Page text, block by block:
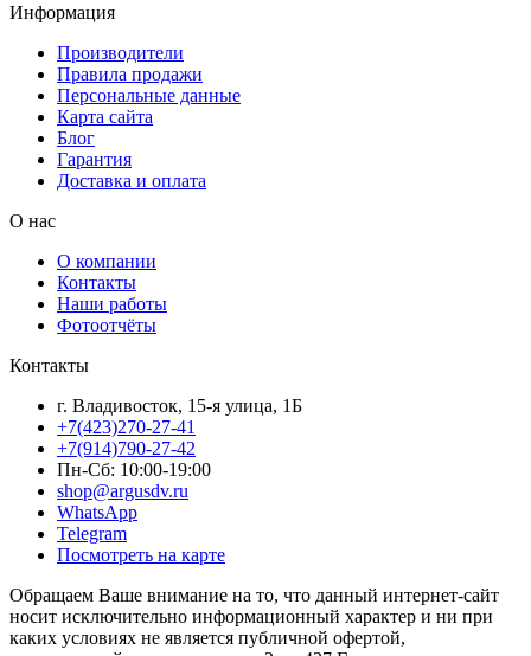
Информация
Производители
Правила продажи
Персональные данные
Карта сайта
Блог
Гарантия
Доставка и оплата
О нас
О компании
Контакты
Наши работы
Фотоотчёты
Контакты
г. Владивосток, 15-я улица, 1Б
+7(423)270-27-41
+7(914)790-27-42
Пн-Сб: 10:00-19:00
shop@argusdv.ru
WhatsApp
Telegram
Посмотреть на карте
Обращаем Ваше внимание на то, что данный интернет-сайт
носит исключительно информационный характер и ни при
каких условиях не является публичной офертой,